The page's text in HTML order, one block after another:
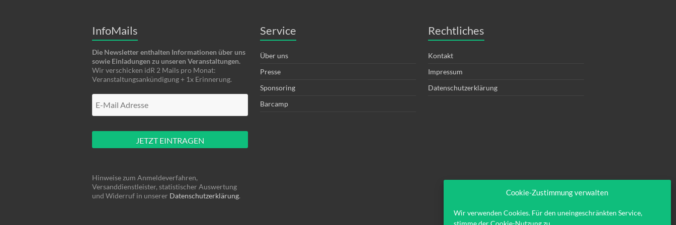
Cookie-Zustimmung verwalten
Wir verwenden Cookies. Für den uneingeschränkten Service,
stimme der Cookie-Nutzung zu.
InfoMails
Die Newsletter enthalten Informationen über uns
sowie Einladungen zu unseren Veranstaltungen.
Wir verschicken idR 2 Mails pro Monat:
Veranstaltungsankündigung + 1x Erinnerung.
a
h
i
e
r
Hinweise zum Anmeldeverfahren,
Versanddienstleister, statistischer Auswertung
und Widerruf in unserer Datenschutzerklärung.
Service
Über uns
Presse
Sponsoring
Barcamp
Rechtliches
Kontakt
Impressum
Datenschutzerklärung